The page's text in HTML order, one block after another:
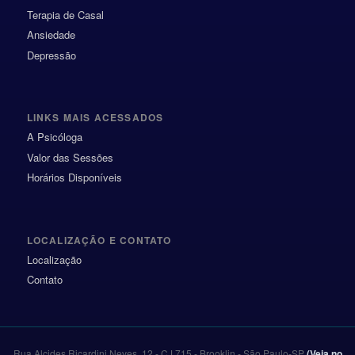
a
r
Terapia de Casal
Ansiedade
Depressão
LINKS MAIS ACESSADOS
A Psicóloga
Valor das Sessões
Horários Disponíveis
LOCALIZAÇÃO E CONTATO
Localização
Contato